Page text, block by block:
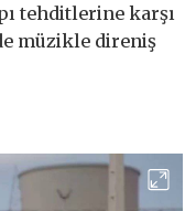
tehditlerine karşı
müzikle direniş